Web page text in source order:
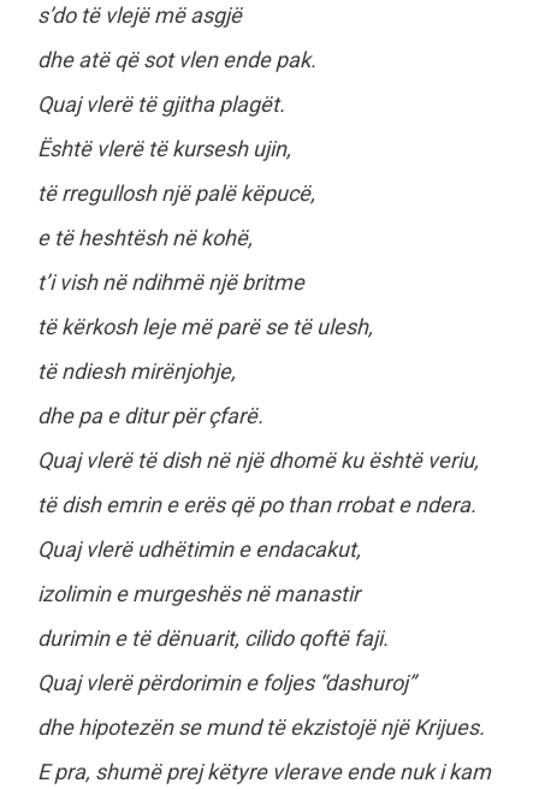
s’do të vlejë më asgjë
dhe atë që sot vlen ende pak.
Quaj vlerë të gjitha plagët.
Është vlerë të kursesh ujin,
të rregullosh një palë këpucë,
e të heshtësh në kohë,
t’i vish në ndihmë një britme
të kërkosh leje më parë se të ulesh,
të ndiesh mirënjohje,
dhe pa e ditur për çfarë.
Quaj vlerë të dish në një dhomë ku është veriu,
të dish emrin e erës që po than rrobat e ndera.
Quaj vlerë udhëtimin e endacakut,
izolimin e murgeshës në manastir
durimin e të dënuarit, cilido qoftë faji.
Quaj vlerë përdorimin e foljes “dashuroj”
dhe hipotezën se mund të ekzistojë një Krijues.
E pra, shumë prej këtyre vlerave ende nuk i kam